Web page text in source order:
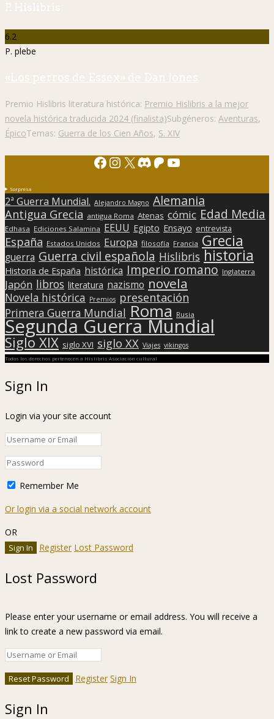
P. Hislibris
6.2
P. plebe
«Los perros de Essex» de Dan Jones
Premio Hislibris literatura histórica: Premio Hislibris a la mejor
novela histórica traducida 2024 (finalista)Subgéneros: Aventuras,
ÉpicoTemas: Guerra de los Cien Años, S. XIV
Facebook
Instagram
X Discord
Patreon
YouTube
Sorpresa
2ª Guerra Mundial. Alejandro Magno Alemania
Antigua Grecia antigua Roma Atenas cómic Edad Media
Edhasa Ediciones Salamina EEUU Egipto Ensayo entrevista
España Estados Unidos Europa filosofía Francia Grecia
guerra Guerra civil española Hislibris historia
Historia de España histórica Imperio romano Inglaterra
Japón libros literatura nazismo novela
Novela histórica Premios presentación
Primera Guerra Mundial Roma Rusia
Segunda Guerra Mundial
Siglo XIX siglo XVI siglo XX Viajes vikingos
Todos los derechos pertenecen a Hislibris Asociación cultural
Sign In
Login via your site account
Remember Me
Or login via a social network account
OR
Register Lost Password
Lost Password
Please enter your username or email address. You will receive a
link to create a new password via email.
Register Sign In
Sign In